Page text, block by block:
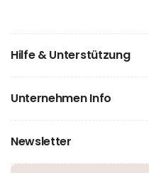
Hilfe & Unterstützung
Unternehmen Info
Newsletter